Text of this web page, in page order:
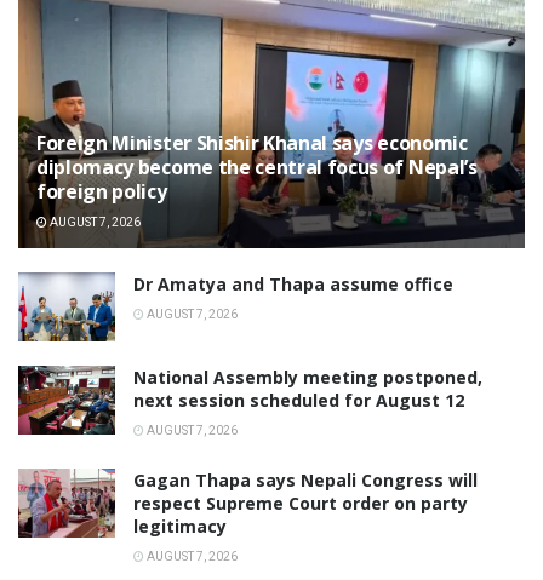
Foreign Minister Shishir Khanal says economic
diplomacy become the central focus of Nepal’s
foreign policy
AUGUST 7, 2026
Dr Amatya and Thapa assume office
AUGUST 7, 2026
National Assembly meeting postponed,
next session scheduled for August 12
AUGUST 7, 2026
Gagan Thapa says Nepali Congress will
respect Supreme Court order on party
legitimacy
AUGUST 7, 2026